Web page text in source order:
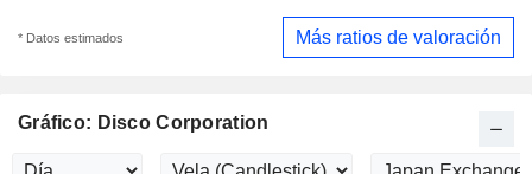
* Datos estimados Más ratios de valoración
Gráfico: Disco Corporation